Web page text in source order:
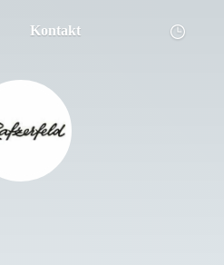
Kontakt